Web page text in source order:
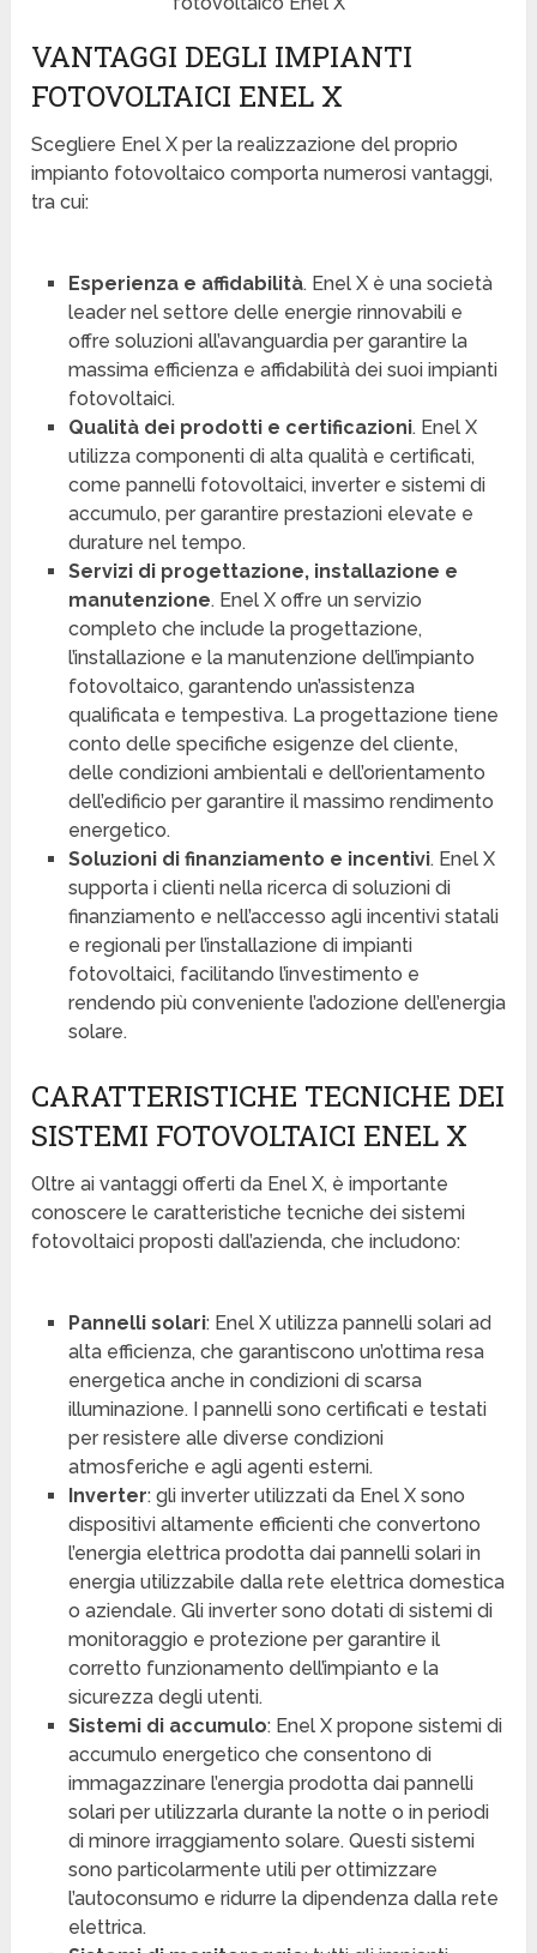
VANTAGGI DEGLI IMPIANTI
FOTOVOLTAICI ENEL X
Scegliere Enel X per la realizzazione del proprio
impianto fotovoltaico comporta numerosi vantaggi,
tra cui:
Esperienza e affidabilità. Enel X è una società
leader nel settore delle energie rinnovabili e
offre soluzioni all’avanguardia per garantire la
massima efficienza e affidabilità dei suoi impianti
fotovoltaici.
Qualità dei prodotti e certificazioni. Enel X
utilizza componenti di alta qualità e certificati,
come pannelli fotovoltaici, inverter e sistemi di
accumulo, per garantire prestazioni elevate e
durature nel tempo.
Servizi di progettazione, installazione e
manutenzione. Enel X offre un servizio
completo che include la progettazione,
l’installazione e la manutenzione dell’impianto
fotovoltaico, garantendo un’assistenza
qualificata e tempestiva. La progettazione tiene
conto delle specifiche esigenze del cliente,
delle condizioni ambientali e dell’orientamento
dell’edificio per garantire il massimo rendimento
energetico.
Soluzioni di finanziamento e incentivi. Enel X
supporta i clienti nella ricerca di soluzioni di
finanziamento e nell’accesso agli incentivi statali
e regionali per l’installazione di impianti
fotovoltaici, facilitando l’investimento e
rendendo più conveniente l’adozione dell’energia
solare.
CARATTERISTICHE TECNICHE DEI
SISTEMI FOTOVOLTAICI ENEL X
Oltre ai vantaggi offerti da Enel X, è importante
conoscere le caratteristiche tecniche dei sistemi
fotovoltaici proposti dall’azienda, che includono:
Pannelli solari: Enel X utilizza pannelli solari ad
alta efficienza, che garantiscono un’ottima resa
energetica anche in condizioni di scarsa
illuminazione. I pannelli sono certificati e testati
per resistere alle diverse condizioni
atmosferiche e agli agenti esterni.
Inverter: gli inverter utilizzati da Enel X sono
dispositivi altamente efficienti che convertono
l’energia elettrica prodotta dai pannelli solari in
energia utilizzabile dalla rete elettrica domestica
o aziendale. Gli inverter sono dotati di sistemi di
monitoraggio e protezione per garantire il
corretto funzionamento dell’impianto e la
sicurezza degli utenti.
Sistemi di accumulo: Enel X propone sistemi di
accumulo energetico che consentono di
immagazzinare l’energia prodotta dai pannelli
solari per utilizzarla durante la notte o in periodi
di minore irraggiamento solare. Questi sistemi
sono particolarmente utili per ottimizzare
l’autoconsumo e ridurre la dipendenza dalla rete
elettrica.